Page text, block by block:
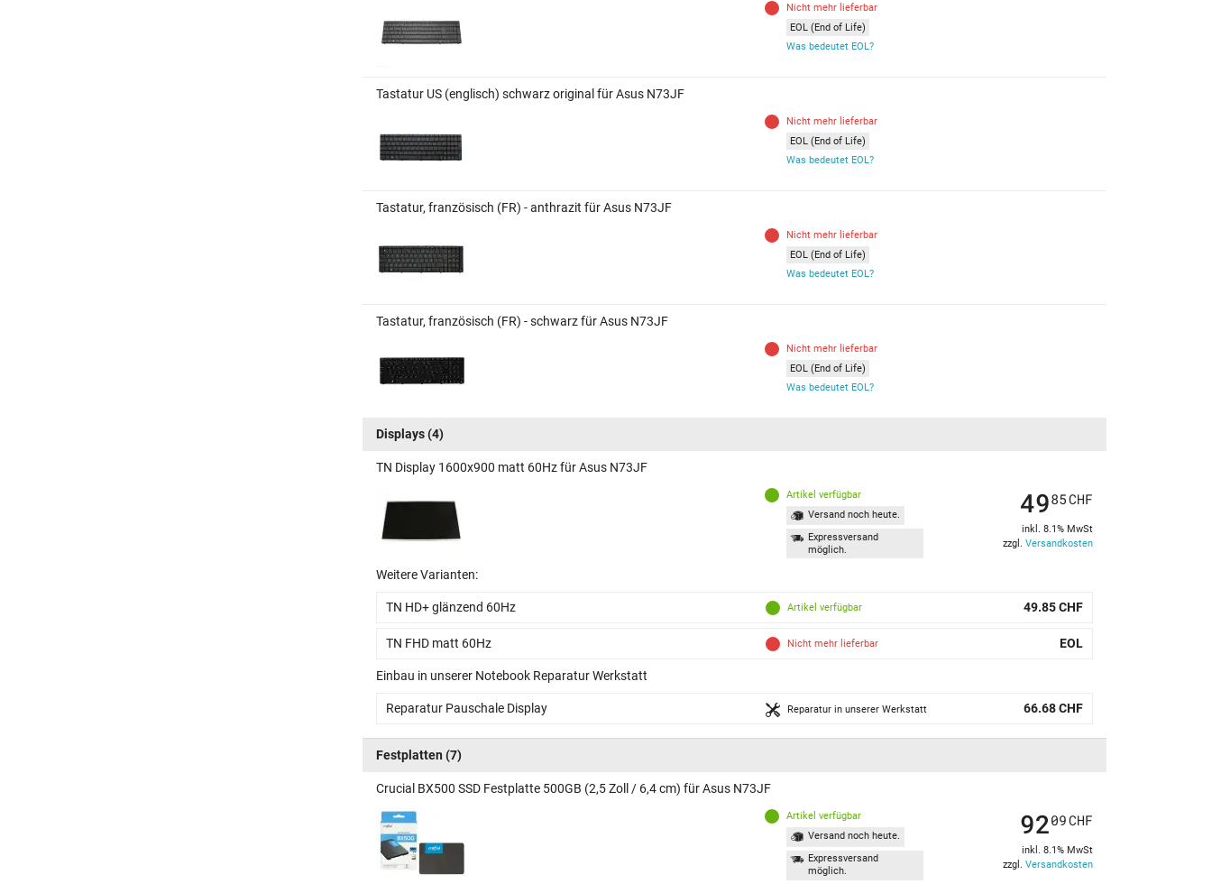
Nicht mehr lieferbar
EOL (End of Life)
Was bedeutet EOL?
Tastatur US (englisch) schwarz original für Asus N73JF
Nicht mehr lieferbar
EOL (End of Life)
Was bedeutet EOL?
Tastatur, französisch (FR) - anthrazit für Asus N73JF
Nicht mehr lieferbar
EOL (End of Life)
Was bedeutet EOL?
Tastatur, französisch (FR) - schwarz für Asus N73JF
Nicht mehr lieferbar
EOL (End of Life)
Was bedeutet EOL?
Displays(4)
TN Display 1600x900 matt 60Hz für Asus N73JF
Artikel verfügbar
Versand noch heute.
Expressversand
möglich.
4985CHF
inkl. 8.1% MwSt
zzgl. Versandkosten
Weitere Varianten:
TN HD+ glänzend 60Hz Artikel verfügbar 49.85 CHF
TN FHD matt 60Hz Nicht mehr lieferbar EOL
Einbau in unserer Notebook Reparatur Werkstatt
Reparatur Pauschale Display Reparatur in unserer Werkstatt 66.68 CHF
Festplatten (7)
Crucial BX500 SSD Festplatte 500GB (2,5 Zoll / 6,4 cm) für Asus N73JF
Artikel verfügbar
Versand noch heute.
Expressversand
möglich.
9209CHF
inkl. 8.1% MwSt
zzgl. Versandkosten